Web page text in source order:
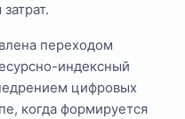
переходом
индексный
цифровых
когда формируется